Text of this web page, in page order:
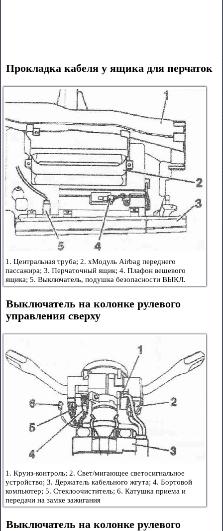
Прокладка кабеля у ящика для перчаток
1. Центральная труба; 2. хМодуль Airbag переднего
пассажира; 3. Перчаточный ящик; 4. Плафон вещевого
ящика; 5. Выключатель, подушка безопасности ВЫКЛ.
Выключатель на колонке рулевого
управления сверху
1. Круиз-контроль; 2. Свет/мигающее светосигнальное
устройство; 3. Держатель кабельного жгута; 4. Бортовой
компьютер; 5. Стеклоочиститель; 6. Катушка приема и
передачи на замке зажигания
Выключатель на колонке рулевого